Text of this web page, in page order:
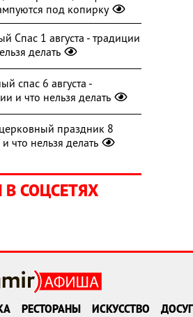
под копирку
Спас 1 августа - традиции
делать
спас 6 августа -
и что нельзя делать
праздник 8
и что нельзя делать
СОЦСЕТЯХ
РЕСТОРАНЫ ИСКУССТВО ДОСУГ